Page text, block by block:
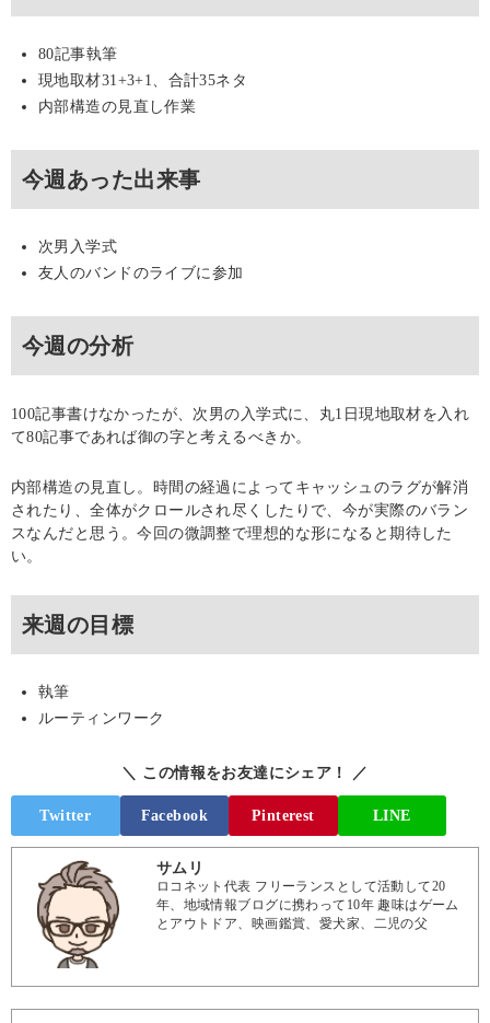
80記事執筆
現地取材31+3+1、合計35ネタ
内部構造の見直し作業
今週あった出来事
次男入学式
友人のバンドのライブに参加
今週の分析
100記事書けなかったが、次男の入学式に、丸1日現地取材を入れ
て80記事であれば御の字と考えるべきか。
内部構造の見直し。時間の経過によってキャッシュのラグが解消
されたり、全体がクロールされ尽くしたりで、今が実際のバラン
スなんだと思う。今回の微調整で理想的な形になると期待した
い。
来週の目標
執筆
ルーティンワーク
＼ この情報をお友達にシェア！ ／
Twitter Facebook Pinterest LINE
サムリ
ロコネット代表 フリーランスとして活動して20
年、地域情報ブログに携わって10年 趣味はゲーム
とアウトドア、映画鑑賞、愛犬家、二児の父